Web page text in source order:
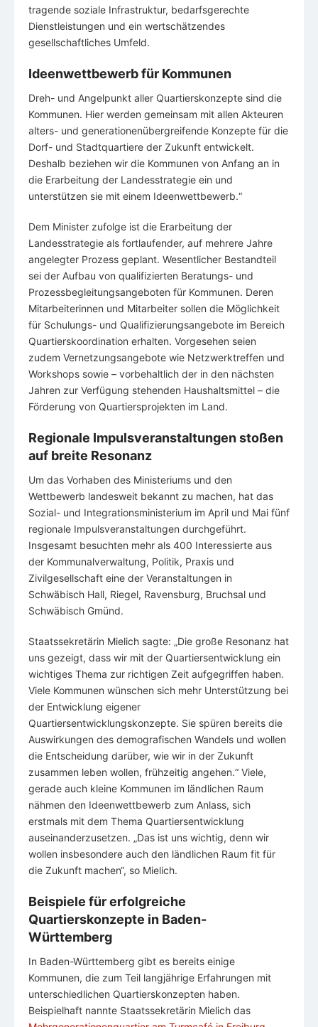
tragende soziale Infrastruktur, bedarfsgerechte
Dienstleistungen und ein wertschätzendes
gesellschaftliches Umfeld.
Ideenwettbewerb für Kommunen
Dreh- und Angelpunkt aller Quartierskonzepte sind die
Kommunen. Hier werden gemeinsam mit allen Akteuren
alters- und generationenübergreifende Konzepte für die
Dorf- und Stadtquartiere der Zukunft entwickelt.
Deshalb beziehen wir die Kommunen von Anfang an in
die Erarbeitung der Landesstrategie ein und
unterstützen sie mit einem Ideenwettbewerb.“
Dem Minister zufolge ist die Erarbeitung der
Landesstrategie als fortlaufender, auf mehrere Jahre
angelegter Prozess geplant. Wesentlicher Bestandteil
sei der Aufbau von qualifizierten Beratungs- und
Prozessbegleitungsangeboten für Kommunen. Deren
Mitarbeiterinnen und Mitarbeiter sollen die Möglichkeit
für Schulungs- und Qualifizierungsangebote im Bereich
Quartierskoordination erhalten. Vorgesehen seien
zudem Vernetzungsangebote wie Netzwerktreffen und
Workshops sowie – vorbehaltlich der in den nächsten
Jahren zur Verfügung stehenden Haushaltsmittel – die
Förderung von Quartiersprojekten im Land.
Regionale Impulsveranstaltungen stoßen
auf breite Resonanz
Um das Vorhaben des Ministeriums und den
Wettbewerb landesweit bekannt zu machen, hat das
Sozial- und Integrationsministerium im April und Mai fünf
regionale Impulsveranstaltungen durchgeführt.
Insgesamt besuchten mehr als 400 Interessierte aus
der Kommunalverwaltung, Politik, Praxis und
Zivilgesellschaft eine der Veranstaltungen in
Schwäbisch Hall, Riegel, Ravensburg, Bruchsal und
Schwäbisch Gmünd.
Staatssekretärin Mielich sagte: „Die große Resonanz hat
uns gezeigt, dass wir mit der Quartiersentwicklung ein
wichtiges Thema zur richtigen Zeit aufgegriffen haben.
Viele Kommunen wünschen sich mehr Unterstützung bei
der Entwicklung eigener
Quartiersentwicklungskonzepte. Sie spüren bereits die
Auswirkungen des demografischen Wandels und wollen
die Entscheidung darüber, wie wir in der Zukunft
zusammen leben wollen, frühzeitig angehen.“ Viele,
gerade auch kleine Kommunen im ländlichen Raum
nähmen den Ideenwettbewerb zum Anlass, sich
erstmals mit dem Thema Quartiersentwicklung
auseinanderzusetzen. „Das ist uns wichtig, denn wir
wollen insbesondere auch den ländlichen Raum fit für
die Zukunft machen“, so Mielich.
Beispiele für erfolgreiche
Quartierskonzepte in Baden-
Württemberg
In Baden-Württemberg gibt es bereits einige
Kommunen, die zum Teil langjährige Erfahrungen mit
unterschiedlichen Quartierskonzepten haben.
Beispielhaft nannte Staatssekretärin Mielich das